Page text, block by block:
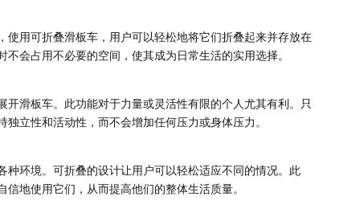
用可折叠滑板车，用户可以轻松地将它们折叠起来并存放在
会占用不必要的空间，使其成为日常生活的实用选择。
滑板车。此功能对于力量或灵活性有限的个人尤其有利。只
立性和活动性，而不会增加任何压力或身体压力。
环境。可折叠的设计让用户可以轻松适应不同的情况。此
地使用它们，从而提高他们的整体生活质量。